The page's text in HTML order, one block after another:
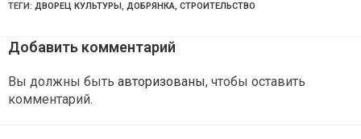
ТЕГИ: ДВОРЕЦ КУЛЬТУРЫ , ДОБРЯНКА, СТРОИТЕЛЬСТВО
Добавить комментарий
Вы должны быть авторизованы, чтобы оставить
комментарий.